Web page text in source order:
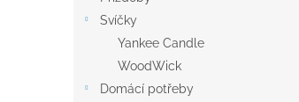
Svíčky
Yankee Candle
WoodWick
Domácí potřeby